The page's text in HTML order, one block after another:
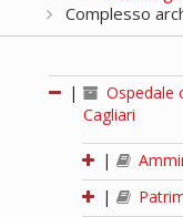
Complesso
|
Ospedale
Cagliari
|
|